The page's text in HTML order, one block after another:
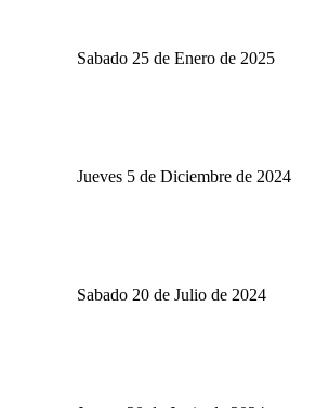
Sabado 25 de Enero de 2025
Jueves 5 de Diciembre de 2024
Sabado 20 de Julio de 2024